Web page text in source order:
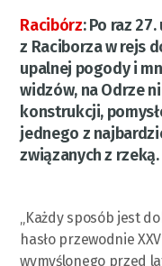
Racibórz:Po raz
z Raciborza w rejs
upalnej pogody i
widzów, na Odrze
konstrukcji,
jednego z
związanych z rzeką.
„Każdy sposób jest
hasło przewodnie
wymyślonego przed